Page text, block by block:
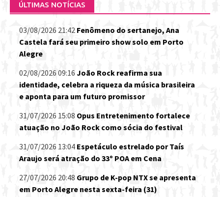
ÚLTIMAS NOTÍCIAS
03/08/2026 21:42 Fenômeno do sertanejo, Ana
Castela fará seu primeiro show solo em Porto
Alegre
02/08/2026 09:16 João Rock reafirma sua
identidade, celebra a riqueza da música brasileira
e aponta para um futuro promissor
31/07/2026 15:08 Opus Entretenimento fortalece
atuação no João Rock como sócia do festival
31/07/2026 13:04 Espetáculo estrelado por Taís
Araujo será atração do 33º POA em Cena
27/07/2026 20:48 Grupo de K-pop NTX se apresenta
em Porto Alegre nesta sexta-feira (31)